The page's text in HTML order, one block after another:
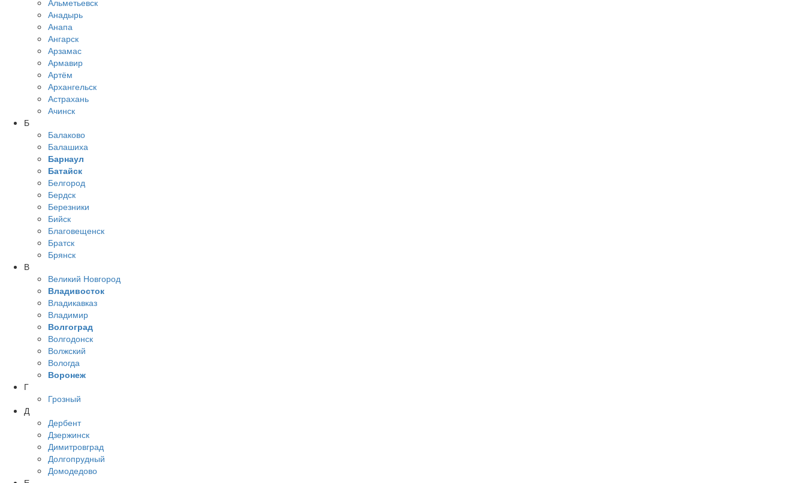
Альметьевск
Анадырь
Анапа
Ангарск
Арзамас
Армавир
Артём
Архангельск
Астрахань
Ачинск
Б
Балаково
Балашиха
Барнаул
Батайск
Белгород
Бердск
Березники
Бийск
Благовещенск
Братск
Брянск
В
Великий Новгород
Владивосток
Владикавказ
Владимир
Волгоград
Волгодонск
Волжский
Вологда
Воронеж
Г
Грозный
Д
Дербент
Дзержинск
Димитровград
Долгопрудный
Домодедово